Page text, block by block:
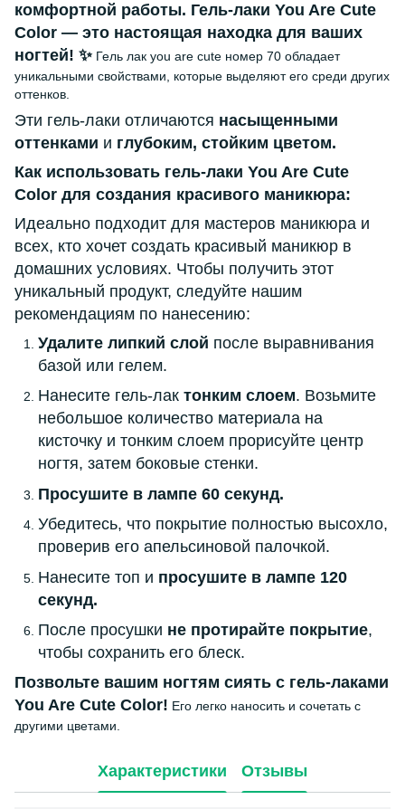
комфортной работы. Гель-лаки You Are Cute
Color — это настоящая находка для ваших
ногтей! ✨Гель лак you are cute номер 70 обладает
уникальными свойствами, которые выделяют его среди других
оттенков.
Эти гель-лаки отличаются насыщенными
оттенками и глубоким, стойким цветом.
Как использовать гель-лаки You Are Cute
Color для создания красивого маникюра:
Идеально подходит для мастеров маникюра и
всех, кто хочет создать красивый маникюр в
домашних условиях. Чтобы получить этот
уникальный продукт, следуйте нашим
рекомендациям по нанесению:
Удалите липкий слой после выравнивания
базой или гелем.
Нанесите гель-лак тонким слоем. Возьмите
небольшое количество материала на
кисточку и тонким слоем прорисуйте центр
ногтя, затем боковые стенки.
Просушите в лампе 60 секунд.
Убедитесь, что покрытие полностью высохло,
проверив его апельсиновой палочкой.
Нанесите топ и просушите в лампе 120
секунд.
После просушки не протирайте покрытие,
чтобы сохранить его блеск.
Позвольте вашим ногтям сиять с гель-лаками
You Are Cute Color! Его легко наносить и сочетать с
другими цветами.
Характеристики Отзывы